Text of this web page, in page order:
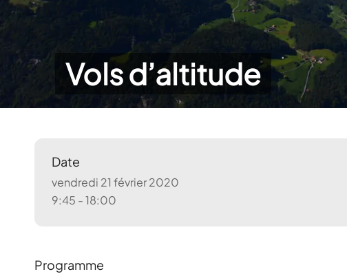
Vols d’altitude
Date
vendredi 21 février 2020
9:45 - 18:00
Programme